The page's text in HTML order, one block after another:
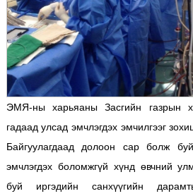
ЭМЯ-ны харьяаны Засгийн газрын
гадаад улсад эмчлэгдэх эмчилгээг
Байгуулагдаад долоон сар болж
эмчлэгдэх боломжгүй хүнд өвчний
буй иргэдийн санхүүгийн